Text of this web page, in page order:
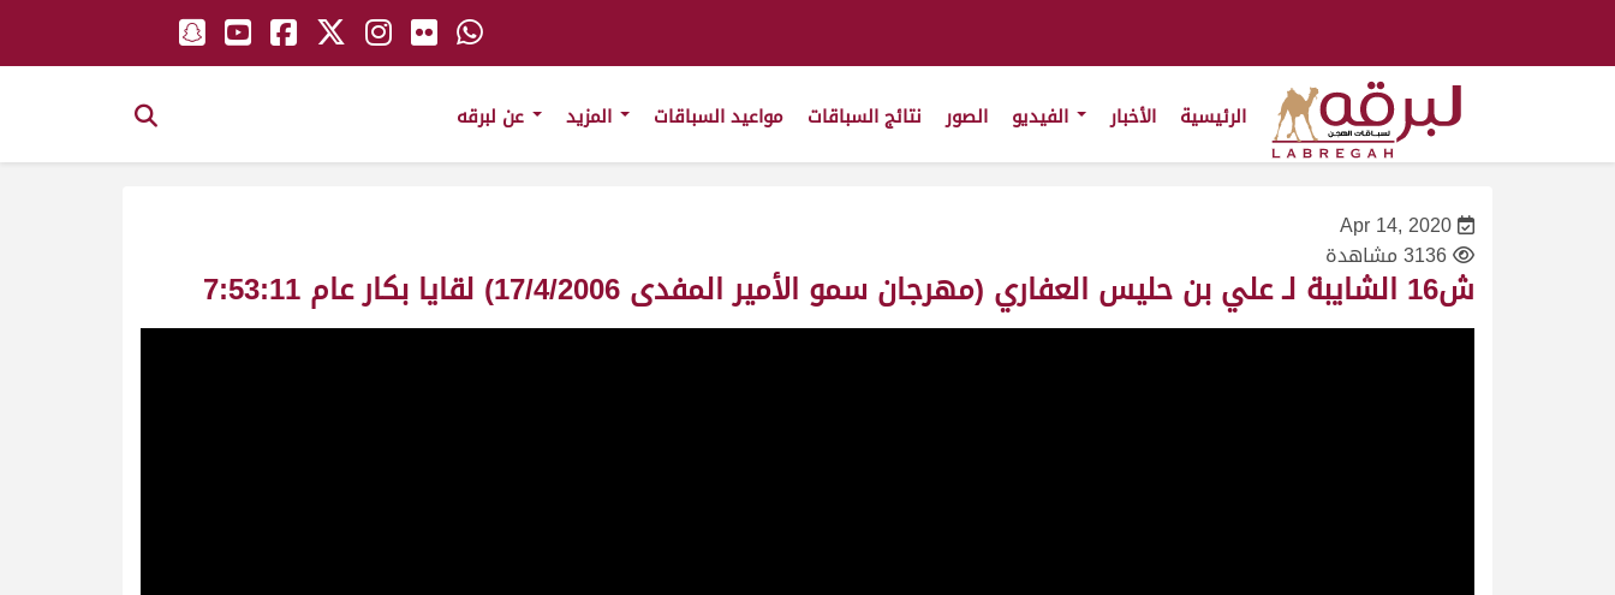
الرئيسية الأخبار الصور نتائج السباقات مواعيد السباقات
Apr 14, 2020
3136 مشاهدة
ش16 الشايبة لـ علي بن حليس العفاري (مهرجان سمو الأمير المفدى 17/4/2006) لقايا بكار عام 7:53:11